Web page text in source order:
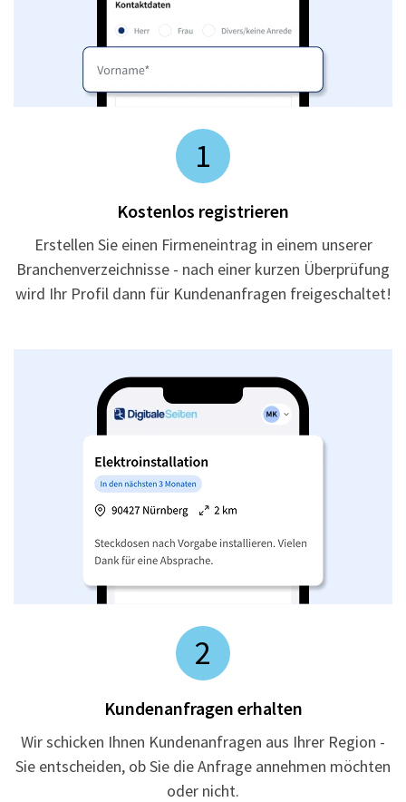
1
Kostenlos registrieren
Erstellen Sie einen Firmeneintrag in einem unserer
Branchenverzeichnisse - nach einer kurzen Überprüfung
wird Ihr Profil dann für Kundenanfragen freigeschaltet!
2
Kundenanfragen erhalten
Wir schicken Ihnen Kundenanfragen aus Ihrer Region -
Sie entscheiden, ob Sie die Anfrage annehmen möchten
oder nicht.